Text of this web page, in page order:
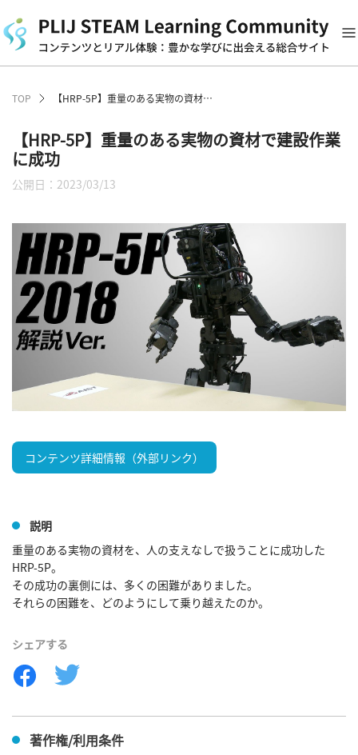
TOP 【HRP-5P】重量のある実物の資材で建設作業に成功
【HRP-5P】重量のある実物の資材で建設作業
に成功
公開日：2023/03/13
コンテンツ詳細情報（外部リンク）
説明
重量のある実物の資材を、人の支えなしで扱うことに成功した
HRP-5P。
その成功の裏側には、多くの困難がありました。
それらの困難を、どのようにして乗り越えたのか。
シェアする
著作権/利用条件